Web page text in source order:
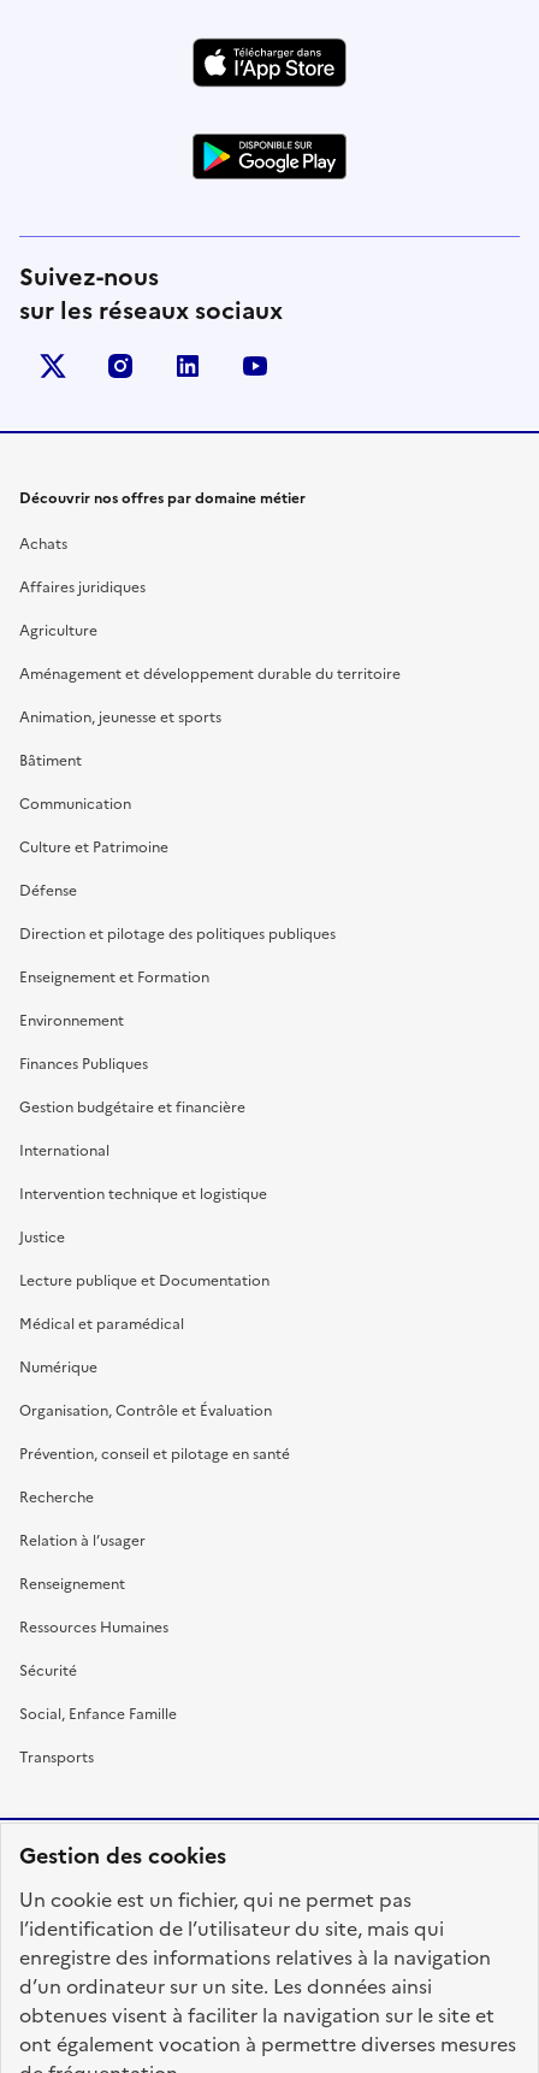
Gestion des cookies
Un cookie est un fichier, qui ne permet pas
l’identification de l’utilisateur du site, mais qui
enregistre des informations relatives à la navigation
d’un ordinateur sur un site. Les données ainsi
obtenues visent à faciliter la navigation sur le site et
ont également vocation à permettre diverses mesures
Suivez-nous
sur les réseaux sociaux
X (anciennement Twitter)
instagramlinkedin
Découvrir nos offres par domaine métier
Achats
Affaires juridiques
Agriculture
Aménagement et développement durable du territoire
Animation, jeunesse et sports
Bâtiment
Communication
Culture et Patrimoine
Défense
Direction et pilotage des politiques publiques
Enseignement et Formation
Environnement
Finances Publiques
Gestion budgétaire et financière
International
Intervention technique et logistique
Justice
Lecture publique et Documentation
Médical et paramédical
Numérique
Organisation, Contrôle et Évaluation
Prévention, conseil et pilotage en santé
Recherche
Relation à l’usager
Renseignement
Ressources Humaines
Sécurité
Social, Enfance Famille
Transports
FRANÇAISE
fonction-publique.gouv.fr
legifrance.gouv.fr